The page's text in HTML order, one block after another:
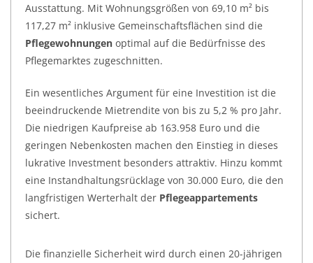
Ausstattung. Mit Wohnungsgrößen von 69,10 m² bis
117,27 m² inklusive Gemeinschaftsflächen sind die
Pflegewohnungen optimal auf die Bedürfnisse des
Pflegemarktes zugeschnitten.
Ein wesentliches Argument für eine Investition ist die
beeindruckende Mietrendite von bis zu 5,2 % pro Jahr.
Die niedrigen Kaufpreise ab 163.958 Euro und die
geringen Nebenkosten machen den Einstieg in dieses
lukrative Investment besonders attraktiv. Hinzu kommt
eine Instandhaltungsrücklage von 30.000 Euro, die den
langfristigen Werterhalt der Pflegeappartements
sichert.
Die finanzielle Sicherheit wird durch einen 20-jährigen